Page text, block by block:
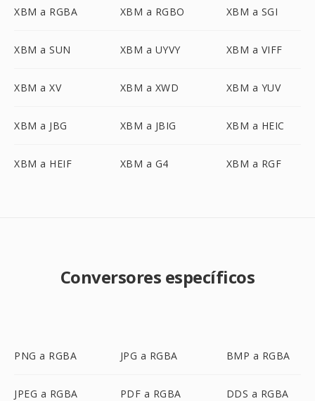
XBM a RGBA XBM a RGBO XBM a SGI
XBM a SUN XBM a UYVY XBM a VIFF
XBM a XV XBM a XWD XBM a YUV
XBM a JBG XBM a JBIG XBM a HEIC
XBM a HEIF XBM a G4 XBM a RGF
Conversores específicos
PNG a RGBA JPG a RGBA BMP a RGBA
JPEG a RGBA PDF a RGBA DDS a RGBA